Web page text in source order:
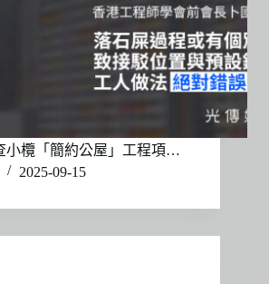
小欖「簡約公屋」工程項…
2025-09-15